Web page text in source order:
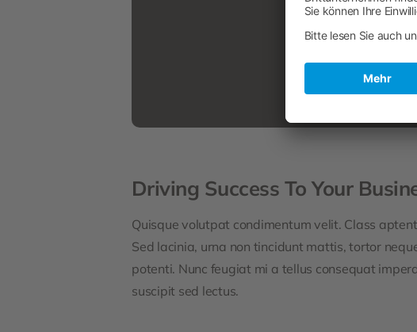
Driving Success To Your
Quisque volutpat condimentum velit. Class
Sed lacinia, urna non tincidunt mattis, tortor
potenti. Nunc feugiat mi a tellus consequat
suscipit sed lectus.